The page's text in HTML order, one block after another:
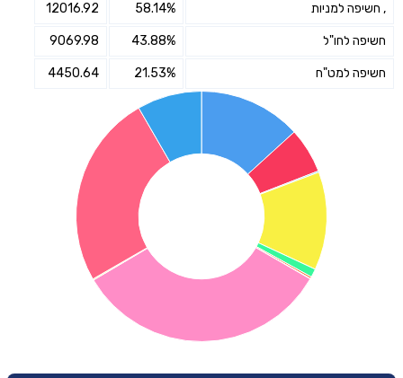
, חשיפה למניות 58.14%
12016.92
חשיפה לחו"ל 43.88%
9069.98
חשיפה למט"ח 21.53%
4450.64